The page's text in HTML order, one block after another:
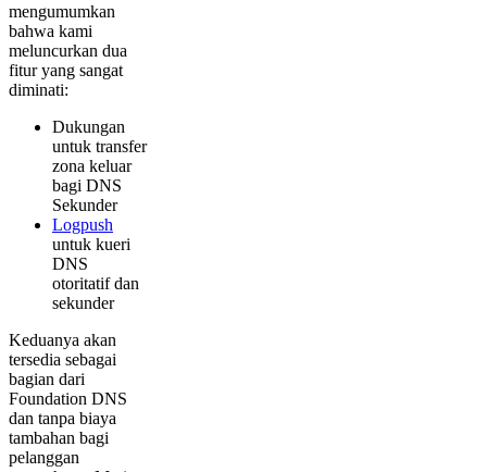
mengumumkan
bahwa kami
meluncurkan dua
fitur yang sangat
diminati:
Dukungan
untuk transfer
zona keluar
bagi DNS
Sekunder
Logpush
untuk kueri
DNS
otoritatif dan
sekunder
Keduanya akan
tersedia sebagai
bagian dari
Foundation DNS
dan tanpa biaya
tambahan bagi
pelanggan